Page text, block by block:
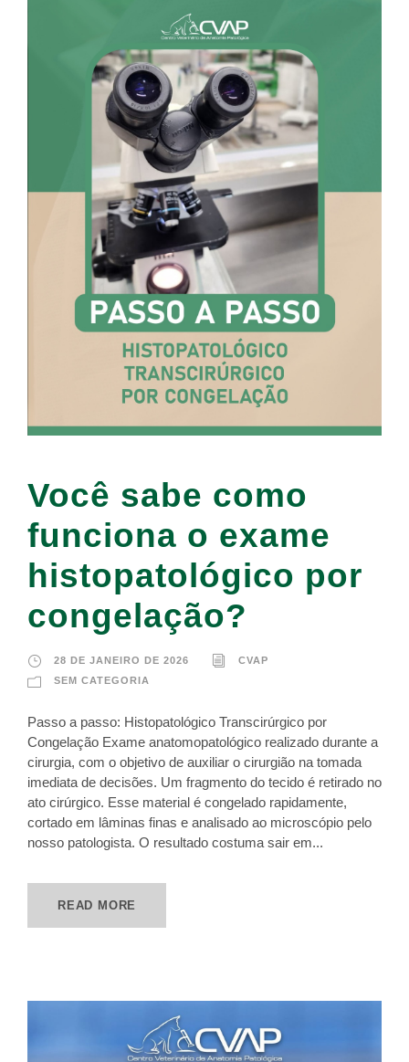
Você sabe como
funciona o exame
histopatológico por
congelação?
28 DE JANEIRO DE 2026
CVAP
SEM CATEGORIA
Passo a passo: Histopatológico Transcirúrgico por
Congelação Exame anatomopatológico realizado durante a
cirurgia, com o objetivo de auxiliar o cirurgião na tomada
imediata de decisões. Um fragmento do tecido é retirado no
ato cirúrgico. Esse material é congelado rapidamente,
cortado em lâminas finas e analisado ao microscópio pelo
nosso patologista. O resultado costuma sair em...
READ MORE